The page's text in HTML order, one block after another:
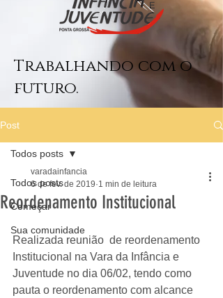
Trabalhando com o
futuro.
Post
Todos posts
Começar
Sua comunidade
Todos posts
Reordenamento Institucional
varadainfancia
6 de fev. de 2019 1 min de leitura
Realizada reunião  de reordenamento
Institucional na Vara da Infância e
Juventude no dia 06/02, tendo como
pauta o reordenamento com alcance